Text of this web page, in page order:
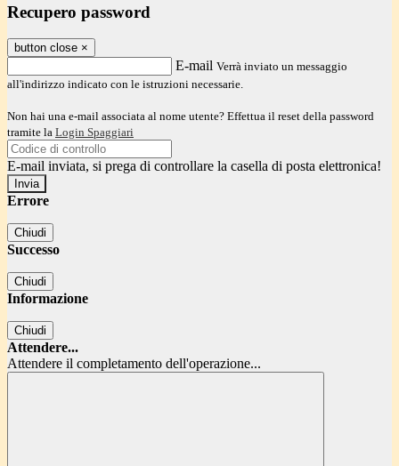
Recupero password
button close ×
E-mail Verrà inviato un messaggio
all'indirizzo indicato con le istruzioni necessarie.
Non hai una e-mail associata al nome utente? Effettua il reset della password
tramite la Login Spaggiari
E-mail inviata, si prega di controllare la casella di posta elettronica!
Errore
Chiudi
Successo
Chiudi
Informazione
Chiudi
Attendere...
Attendere il completamento dell'operazione...